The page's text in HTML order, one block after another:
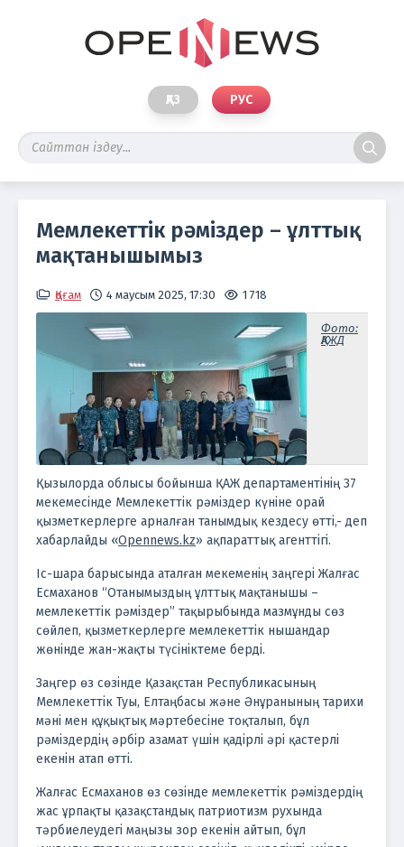
ҚАЗ РУС
Мемлекеттік рәміздер – ұлттық
мақтанышымыз
Қоғам 4 маусым 2025, 17:30 1 718
Фото:
ҚАЖД
Қызылорда облысы бойынша ҚАЖ департаментінің 37
мекемесінде Мемлекеттік рәміздер күніне орай
қызметкерлерге арналған танымдық кездесу өтті,- деп
хабарлайды «Opennews.kz» ақпараттық агенттігі.
Іс-шара барысында аталған мекеменің заңгері Жалғас
Есмаханов “Отанымыздың ұлттық мақтанышы –
мемлекеттік рәміздер” тақырыбында мазмұнды сөз
сөйлеп, қызметкерлерге мемлекеттік нышандар
жөнінде жан-жақты түсініктеме берді.
Заңгер өз сөзінде Қазақстан Республикасының
Мемлекеттік Туы, Елтаңбасы және Әнұранының тарихи
мәні мен құқықтық мәртебесіне тоқталып, бұл
рәміздердің әрбір азамат үшін қадірлі әрі қастерлі
екенін атап өтті.
Жалғас Есмаханов өз сөзінде мемлекеттік рәміздердің
жас ұрпақты қазақстандық патриотизм рухында
тәрбиелеудегі маңызы зор екенін айтып, бұл